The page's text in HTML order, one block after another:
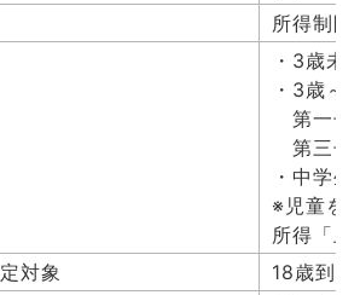
所得制
・3歳未
・3歳～
第一子
第三子
・中学
※児童を
所得「
降の算定対象
18歳到